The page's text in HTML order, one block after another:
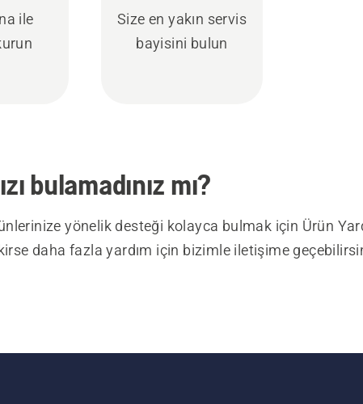
ile
Size en yakın servis
bayisini bulun
bulamadınız mı?
yönelik desteği kolayca bulmak için Ürün
daha fazla yardım için bizimle iletişime